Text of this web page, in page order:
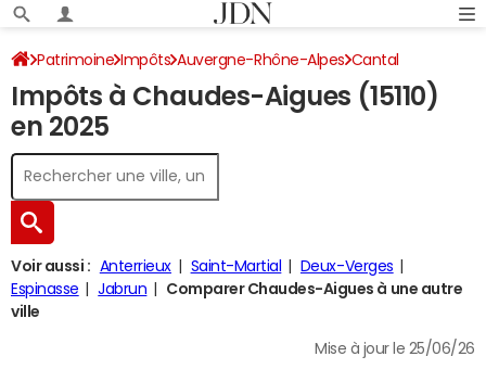
Patrimoine Impôts Auvergne-Rhône-Alpes Cantal
Chaudes-Aigues Impôt sur le revenu
Impôts à Chaudes-Aigues (15110)
en 2025
Voir aussi : Anterrieux Saint-Martial
Deux-Verges
Espinasse
Jabrun
Comparer Chaudes-Aigues à une autre
ville
Mise à jour le 25/06/26